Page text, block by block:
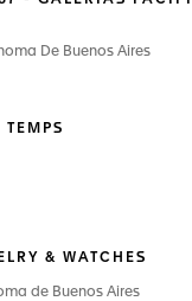
De Buenos Aires
& WATCHES
de Buenos Aires